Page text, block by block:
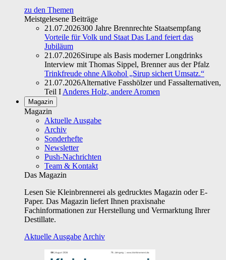
zu den Themen
Meistgelesene Beiträge
21.07.2026300 Jahre Brennrechte Staatsempfang
Vorteile für Volk und Staat Das Land feiert das
Jubiläum
21.07.2026Sirupe als Basis moderner Longdrinks
Interview mit Thomas Sippel, Brenner aus der Pfalz
Trinkfreude ohne Alkohol „Sirup sichert Umsatz.“
21.07.2026Alternative Fasshölzer und Fassalternativen,
Teil I Anderes Holz, andere Aromen
Magazin
Magazin
Aktuelle Ausgabe
Archiv
Sonderhefte
Newsletter
Push-Nachrichten
Team & Kontakt
Das Magazin
Lesen Sie Kleinbrennerei als gedrucktes Magazin oder E-
Paper. Das Magazin liefert Ihnen praxisnahe
Fachinformationen zur Herstellung und Vermarktung Ihrer
Destillate.
Aktuelle Ausgabe Archiv